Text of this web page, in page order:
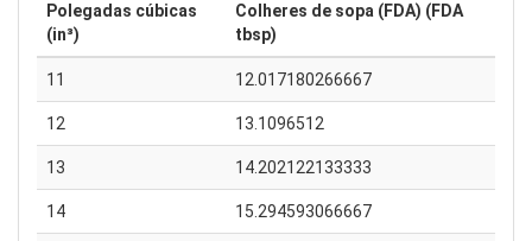
Polegadas cúbicas
(in³)
Colheres de sopa (FDA) (FDA
tbsp)
11 12.017180266667
12 13.1096512
13 14.202122133333
14 15.294593066667